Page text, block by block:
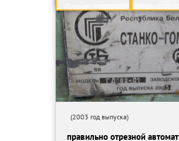
(2003 год выпуска)
правильно отрезной автомат